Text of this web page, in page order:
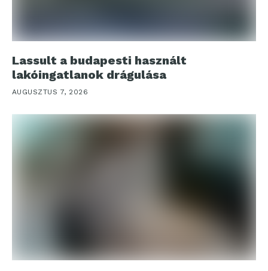
Lassult a budapesti használt
lakóingatlanok drágulása
AUGUSZTUS 7, 2026